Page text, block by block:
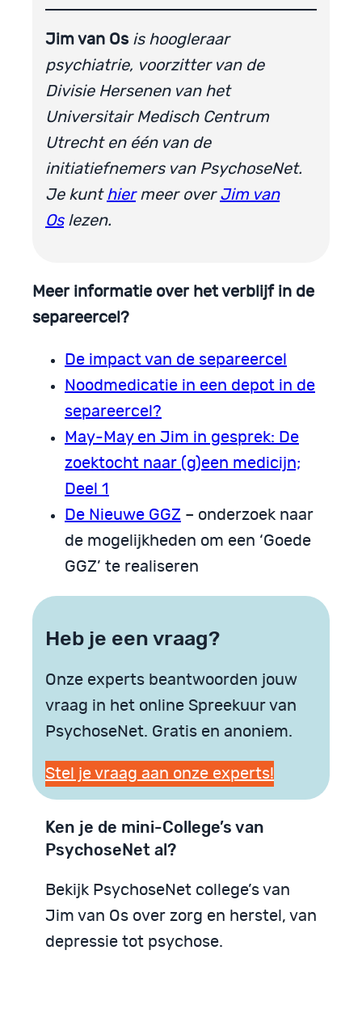
Jim van Os is hoogleraar
psychiatrie, voorzitter van de
Divisie Hersenen van het
Universitair Medisch Centrum
Utrechten één van de
initiatiefnemers van PsychoseNet.
Je kunt hiermeer over Jim van
Oslezen.
Meer informatie over het verblijf in de
separeercel?
De impact van de separeercel
Noodmedicatie in een depot in de
separeercel?
May-May en Jim in gesprek: De
zoektocht naar (g)een medicijn;
Deel 1
De Nieuwe GGZ – onderzoek naar
de mogelijkheden om een ‘Goede
GGZ’ te realiseren
Heb je een vraag?
Onze experts beantwoorden jouw
vraag in het online Spreekuur van
PsychoseNet. Gratis en anoniem.
Stel je vraag aan onze experts!
Ken je de mini-College’s van
PsychoseNet al?
Bekijk PsychoseNet college’s van
Jim van Os over zorg en herstel, van
depressie tot psychose.